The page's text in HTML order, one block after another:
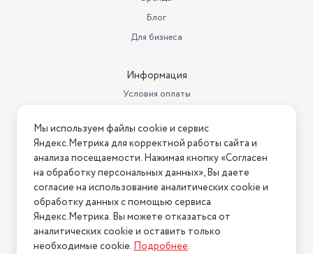
Блог
Для бизнеса
Информация
Условия оплаты
Условия возврата
Нашли ошибку на сайте? Напишите нам
2026 © Интернет-магазин "АстМаркет". У нас есть всё!
Политика конфиденциальности
Мы используем файлы cookie и сервис
Яндекс.Метрика для корректной работы сайта и
анализа посещаемости. Нажимая кнопку «Согласен
на обработку персональных данных», Вы даете
согласие на использование аналитических cookie и
обработку данных с помощью сервиса
Яндекс.Метрика. Вы можете отказаться от
аналитических cookie и оставить только
необходимые cookie.Подробнее.